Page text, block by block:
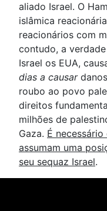
aliado Israel. O
islâmica
reacionários com
contudo, a
Israel os EUA,
dias a causar
roubo ao povo
direitos
milhões de
Gaza. É
assumam uma
seu sequaz Israel.